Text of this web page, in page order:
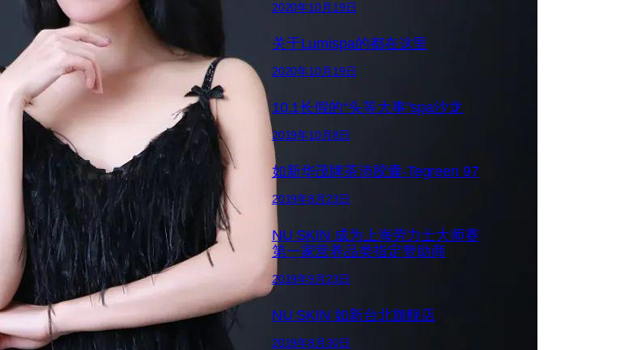
2020年10月19日
关于Lumispa的都在这里
2020年10月19日
10.1长假的“头等大事”spa沙龙
2019年10月8日
如新华茂牌茶沛胶囊-Tegreen 97
2019年8月23日
NU SKIN 成为上海劳力士大师赛
第一家营养品类指定赞助商
2019年9月23日
NU SKIN 如新台北旗舰店
2019年8月30日